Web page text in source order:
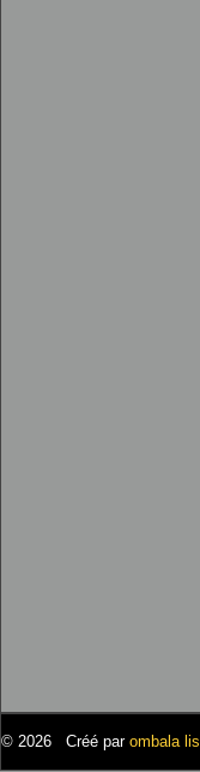
© 2026 Créé par ombala